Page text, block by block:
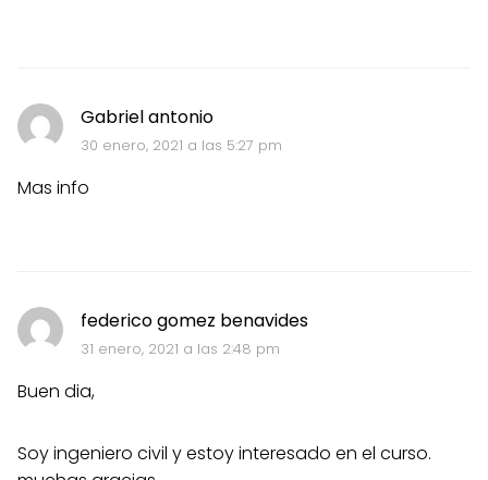
Gabriel antonio
30 enero, 2021 a las 5:27 pm
Mas info
federico gomez benavides
31 enero, 2021 a las 2:48 pm
Buen dia,
Soy ingeniero civil y estoy interesado en el curso.